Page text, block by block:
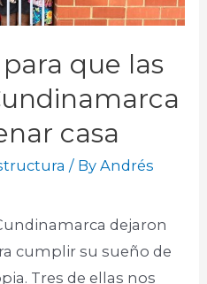
que las
casa
/ ByAndrés
dejaron
cumplir su sueño de
Tres de ellas nos